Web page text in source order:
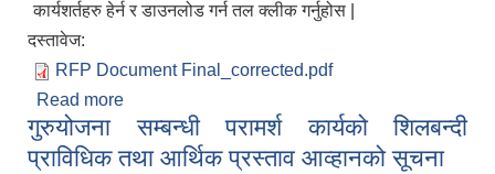
कार्यशर्तहरु हेर्न र डाउनलोड गर्न तल क्लीक गर्नुहोस |
दस्तावेज:
RFP Document Final_corrected.pdf
Read more
No. KRM/CON/075-76/05
गुरुयोजना सम्बन्धी परामर्श कार्यको शिलबन्दी
प्राविधिक तथा आर्थिक प्रस्ताव आव्हानको सूचना